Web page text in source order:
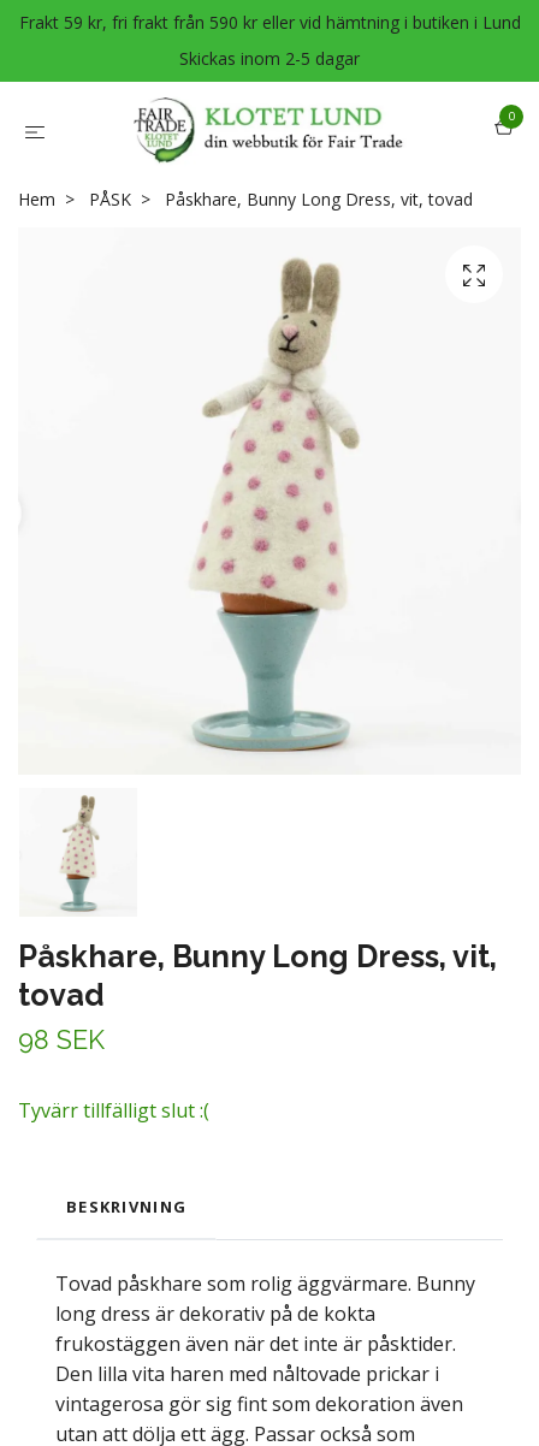
Frakt 59 kr, fri frakt från 590 kr eller vid hämtning i butiken i Lund
Skickas inom 2-5 dagar
0
Hem PÅSK Påskhare, Bunny Long Dress, vit, tovad
Påskhare, Bunny Long Dress, vit,
tovad
98 SEK
Tyvärr tillfälligt slut :(
BESKRIVNING
Tovad påskhare som rolig äggvärmare. Bunny
long dress är dekorativ på de kokta
frukostäggen även när det inte är påsktider.
Den lilla vita haren med nåltovade prickar i
vintagerosa gör sig fint som dekoration även
utan att dölja ett ägg. Passar också som